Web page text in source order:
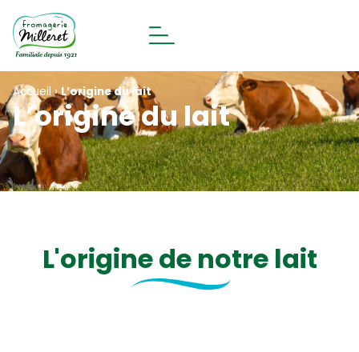
Accueil ›L’origine du lait
L’origine du lait
L'origine de notre lait